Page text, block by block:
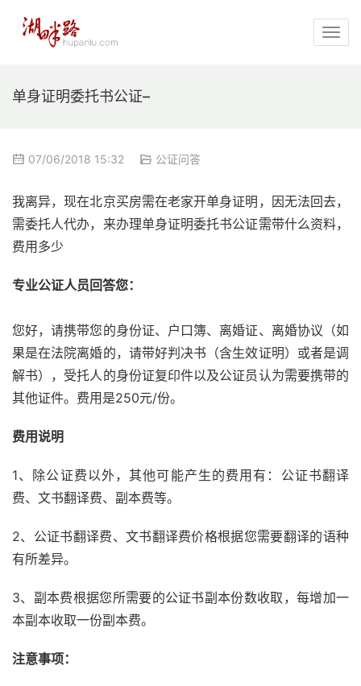
单身证明委托书公证–
07/06/2018 15:32 公证问答
我离异，现在北京买房需在老家开单身证明，因无法回去，
需委托人代办，来办理单身证明委托书公证需带什么资料，
费用多少
专业公证人员回答您：
您好，请携带您的身份证、户口簿、离婚证、离婚协议（如
果是在法院离婚的，请带好判决书（含生效证明）或者是调
解书），受托人的身份证复印件以及公证员认为需要携带的
其他证件。费用是250元/份。
费用说明
1、除公证费以外，其他可能产生的费用有：公证书翻译
费、文书翻译费、副本费等。
2、公证书翻译费、文书翻译费价格根据您需要翻译的语种
有所差异。
3、副本费根据您所需要的公证书副本份数收取，每增加一
本副本收取一份副本费。
注意事项：